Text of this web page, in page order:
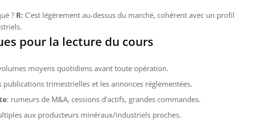
? R: C’est légèrement au-dessus du marché, cohérent avec un profil
pour la lecture du cours
moyens quotidiens avant toute opération.
publications trimestrielles et les annonces réglementées.
: rumeurs de M&A, cessions d’actifs, grandes commandes.
aux producteurs minéraux/industriels proches.